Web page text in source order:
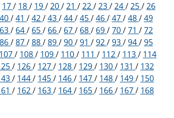
17/ 18/ 19/20/21 /22/23/24/25/26
40/41 /42/43/44/45/46/47/48/49
63/ 64/ 65/ 66/ 67/ 68/ 69/70/71 /72
86/87/88/89/90/91 /92/93/94/95
107/ 108/ 109/ 110/ 111 / 112/ 113/ 114
/ 126/ 127/ 128/ 129/ 130/ 131 / 132
/ 144/ 145/ 146/ 147/ 148/ 149/ 150
/ 162/ 163/ 164/ 165/ 166/ 167/ 168